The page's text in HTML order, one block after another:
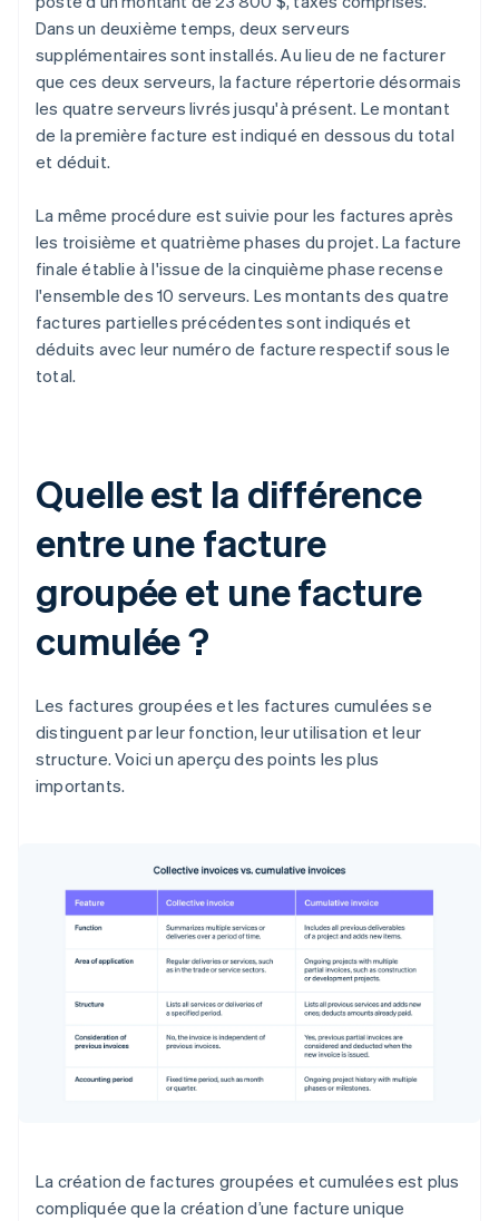
Dans un deuxième temps, deux serveurs
supplémentaires sont installés. Au lieu de ne facturer
que ces deux serveurs, la facture répertorie désormais
les quatre serveurs livrés jusqu'à présent. Le montant
de la première facture est indiqué en dessous du total
et déduit.
La même procédure est suivie pour les factures après
les troisième et quatrième phases du projet. La facture
finale établie à l'issue de la cinquième phase recense
l'ensemble des 10 serveurs. Les montants des quatre
factures partielles précédentes sont indiqués et
déduits avec leur numéro de facture respectif sous le
total.
Quelle est la différence
entre une facture
groupée et une facture
cumulée ?
Les factures groupées et les factures cumulées se
distinguent par leur fonction, leur utilisation et leur
structure. Voici un aperçu des points les plus
importants.
La création de factures groupées et cumulées est plus
compliquée que la création d’une facture unique